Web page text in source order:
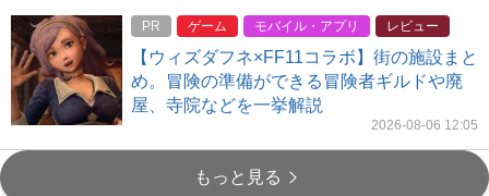
PR ゲーム モバイル・アプリ レビュー
【ウィズダフネ×FF11コラボ】街の施設まと
め。冒険の準備ができる冒険者ギルドや廃
屋、寺院などを一挙解説
2026-08-06 12:05
もっと見る